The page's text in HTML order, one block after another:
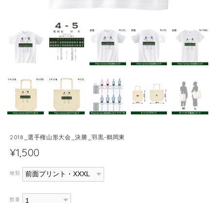
2018_選手権山形大会_決勝_羽黒-鶴岡東
¥1,500
種類
数量